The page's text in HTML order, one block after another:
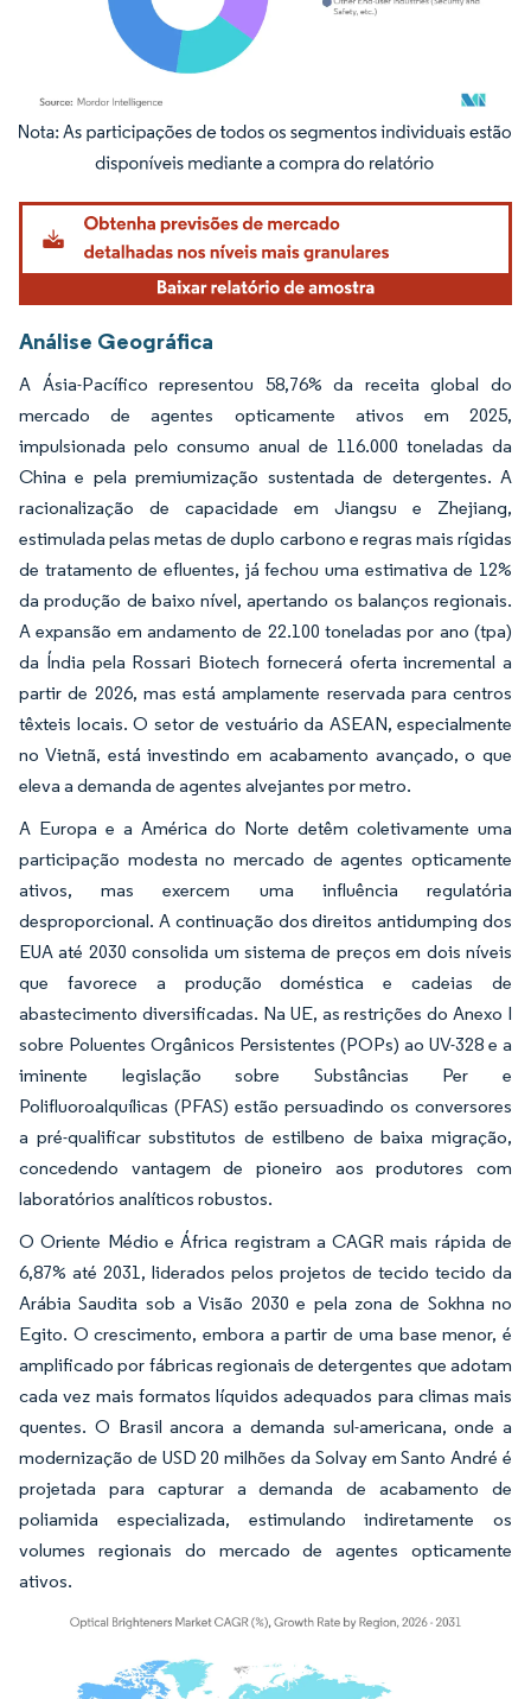
Imagem © Mordor Intelligence. O reuso requer atribuição conforme CC BY 4.0.
Análise Geográfica
A Ásia-Pacífico representou 58,76% da receita global do
mercado de agentes opticamente ativos em 2025,
impulsionada pelo consumo anual de 116.000 toneladas da
China e pela premiumização sustentada de detergentes. A
racionalização de capacidade em Jiangsu e Zhejiang,
estimulada pelas metas de duplo carbono e regras mais rígidas
de tratamento de efluentes, já fechou uma estimativa de 12%
da produção de baixo nível, apertando os balanços regionais.
A expansão em andamento de 22.100 toneladas por ano (tpa)
da Índia pela Rossari Biotech fornecerá oferta incremental a
partir de 2026, mas está amplamente reservada para centros
têxteis locais. O setor de vestuário da ASEAN, especialmente
no Vietnã, está investindo em acabamento avançado, o que
eleva a demanda de agentes alvejantes por metro.
A Europa e a América do Norte detêm coletivamente uma
participação modesta no mercado de agentes opticamente
ativos, mas exercem uma influência regulatória
desproporcional. A continuação dos direitos antidumping dos
EUA até 2030 consolida um sistema de preços em dois níveis
que favorece a produção doméstica e cadeias de
abastecimento diversificadas. Na UE, as restrições do Anexo I
sobre Poluentes Orgânicos Persistentes (POPs) ao UV-328 e a
iminente legislação sobre Substâncias Per e
Polifluoroalquílicas (PFAS) estão persuadindo os conversores
a pré-qualificar substitutos de estilbeno de baixa migração,
concedendo vantagem de pioneiro aos produtores com
laboratórios analíticos robustos.
O Oriente Médio e África registram a CAGR mais rápida de
6,87% até 2031, liderados pelos projetos de tecido tecido da
Arábia Saudita sob a Visão 2030 e pela zona de Sokhna no
Egito. O crescimento, embora a partir de uma base menor, é
amplificado por fábricas regionais de detergentes que adotam
cada vez mais formatos líquidos adequados para climas mais
quentes. O Brasil ancora a demanda sul-americana, onde a
modernização de USD 20 milhões da Solvay em Santo André é
projetada para capturar a demanda de acabamento de
poliamida especializada, estimulando indiretamente os
volumes regionais do mercado de agentes opticamente
ativos.